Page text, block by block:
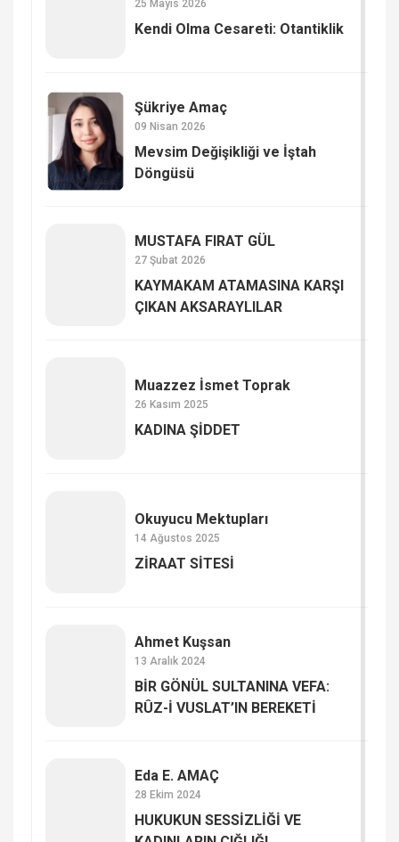
25 Mayıs 2026
Kendi Olma Cesareti: Otantiklik
Şükriye Amaç
09 Nisan 2026
Mevsim Değişikliği ve İştah
Döngüsü
MUSTAFA FIRAT GÜL
27 Şubat 2026
KAYMAKAM ATAMASINA KARŞI
ÇIKAN AKSARAYLILAR
Muazzez İsmet Toprak
26 Kasım 2025
KADINA ŞİDDET
Okuyucu Mektupları
14 Ağustos 2025
ZİRAAT SİTESİ
Ahmet Kuşsan
13 Aralık 2024
BİR GÖNÜL SULTANINA VEFA:
RÛZ-İ VUSLAT’IN BEREKETİ
Eda E. AMAÇ
28 Ekim 2024
HUKUKUN SESSİZLİĞİ VE